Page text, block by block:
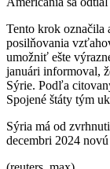
Tento krok označila
posilňovania
umožniť ešte
januári informoval,
Sýrie. Podľa
Spojené štáty tým
Sýria má od
decembri 2024